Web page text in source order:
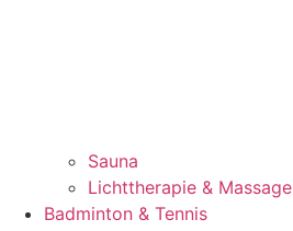
Sauna
Lichttherapie & Massage
Badminton & Tennis